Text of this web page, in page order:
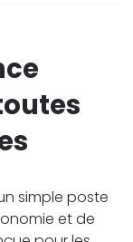
simple poste
et de